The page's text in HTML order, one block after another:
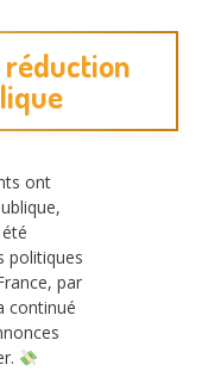
réduction
ont
politiques
par
continué